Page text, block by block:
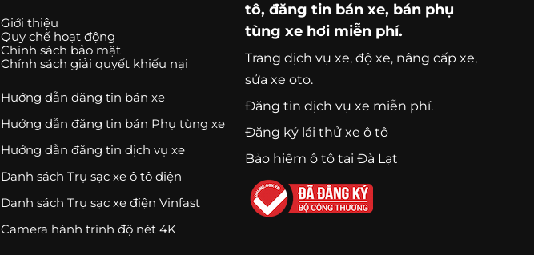
Giới thiệu
Quy chế hoạt động
Chính sách bảo mật
Chính sách giải quyết khiếu nại
Hướng dẫn đăng tin bán xe
Hướng dẫn đăng tin bán Phụ tùng xe
Hướng dẫn đăng tin dịch vụ xe
Danh sách Trụ sạc xe ô tô điện
Danh sách Trụ sạc xe điện Vinfast
Camera hành trình độ nét 4K
tô, đăng tin bán xe, bán phụ
tùng xe hơi miễn phí.
Trang dịch vụ xe, độ xe, nâng cấp xe,
sửa xe oto.
Đăng tin dịch vụ xe miễn phí.
Đăng ký lái thử xe ô tô
Bảo hiểm ô tô tại Đà Lạt